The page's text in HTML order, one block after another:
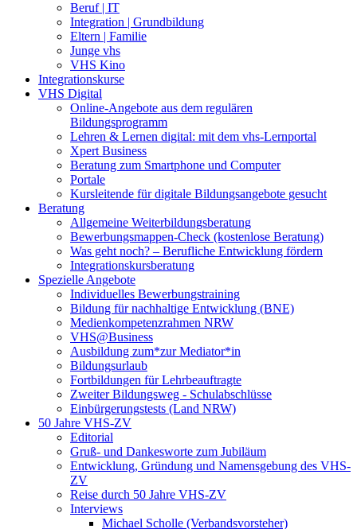
Beruf | IT
Integration | Grundbildung
Eltern | Familie
Junge vhs
VHS Kino
Integrationskurse
VHS Digital
Online-Angebote aus dem regulären
Bildungsprogramm
Lehren & Lernen digital: mit dem vhs-Lernportal
Xpert Business
Beratung zum Smartphone und Computer
Portale
Kursleitende für digitale Bildungsangebote gesucht
Beratung
Allgemeine Weiterbildungsberatung
Bewerbungsmappen-Check (kostenlose Beratung)
Was geht noch? – Berufliche Entwicklung fördern
Integrationskursberatung
Spezielle Angebote
Individuelles Bewerbungstraining
Bildung für nachhaltige Entwicklung (BNE)
Medienkompetenzrahmen NRW
VHS@Business
Ausbildung zum*zur Mediator*in
Bildungsurlaub
Fortbildungen für Lehrbeauftragte
Zweiter Bildungsweg - Schulabschlüsse
Einbürgerungstests (Land NRW)
50 Jahre VHS-ZV
Editorial
Gruß- und Dankesworte zum Jubiläum
Entwicklung, Gründung und Namensgebung des VHS-
ZV
Reise durch 50 Jahre VHS-ZV
Interviews
Michael Scholle (Verbandsvorsteher)